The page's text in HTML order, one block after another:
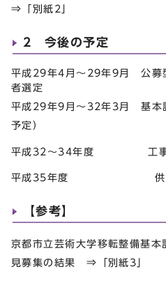
⇒「別紙2」
2 今後の予定
平成29年4月～29年9月 公募
者選定
平成29年9月～32年3月 基本
予定）
平成32～34年度 工事（
平成35年度 供用開
【参考】
京都市立芸術大学移転整備基本
見募集の結果 ⇒「別紙3」